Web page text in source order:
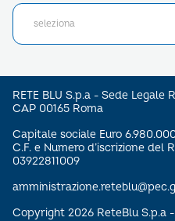
RETE BLU S.p.a - Sede Legale
CAP 00165 Roma
Capitale sociale Euro
C.F. e Numero d’iscrizione del
03922811009
Copyright 2026 ReteBlu S.p.a